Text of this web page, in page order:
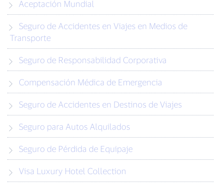
Aceptación Mundial
Transporte
Seguro de Responsabilidad Corporativa
Compensación Médica de Emergencia
Seguro de Accidentes en Destinos de Viajes
Seguro para Autos Alquilados
Seguro de Pérdida de Equipaje
Visa Luxury Hotel Collection